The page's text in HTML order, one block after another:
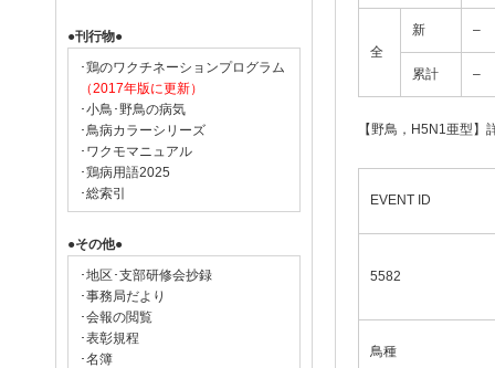
全
新 –
累計 –
【野鳥，H5N1亜型
EVENT ID
5582
鳥種
●刊行物●
･鶏のワクチネーションプログラム
（2017年版に更新）
･小鳥･野鳥の病気
･鳥病カラーシリーズ
･ワクモマニュアル
･鶏病用語2025
･総索引
●その他●
･地区･支部研修会抄録
･事務局だより
･会報の閲覧
･表彰規程
･名簿